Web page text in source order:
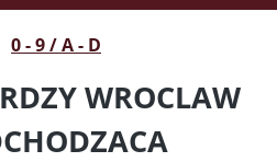
0 - 9 / A - D
WROCLAW